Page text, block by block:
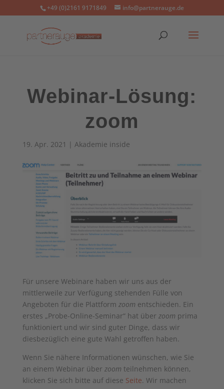
+49 (0)2161 9171849 info@partnerauge.de
Webinar-Lösung:
zoom
19. Apr. 2021 | Akademie inside
Für unsere Webinare haben wir uns aus der
mittlerweile zur Verfügung stehenden Fülle von
Angeboten für die Plattform zoom entschieden. Ein
erstes „Probe-Online-Seminar“ hat über zoom prima
funktioniert und wir sind guter Dinge, dass wir
diesbezüglich eine gute Wahl getroffen haben.
Wenn Sie nähere Informationen wünschen, wie Sie
an einem Webinar über zoom teilnehmen können,
klicken Sie sich bitte auf diese Seite. Wir machen